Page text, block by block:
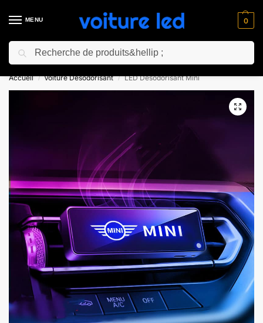
MENU 0
⚡ 10% de réduction pour les nouveaux clients avec le code “NC10”
Accueil / Voiture Désodorisant / LED Désodorisant Mini